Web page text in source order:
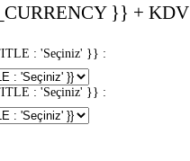
}} + KDV
: 'Seçiniz' }} :
: 'Seçiniz' }} :